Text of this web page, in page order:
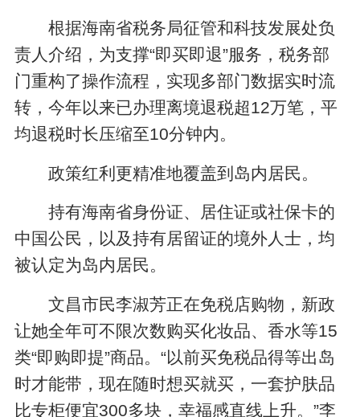
根据海南省税务局征管和科技发展处负
责人介绍，为支撑“即买即退”服务，税务部
门重构了操作流程，实现多部门数据实时流
转，今年以来已办理离境退税超12万笔，平
均退税时长压缩至10分钟内。
政策红利更精准地覆盖到岛内居民。
持有海南省身份证、居住证或社保卡的
中国公民，以及持有居留证的境外人士，均
被认定为岛内居民。
文昌市民李淑芳正在免税店购物，新政
让她全年可不限次数购买化妆品、香水等15
类“即购即提”商品。“以前买免税品得等出岛
时才能带，现在随时想买就买，一套护肤品
比专柜便宜300多块，幸福感直线上升。”李